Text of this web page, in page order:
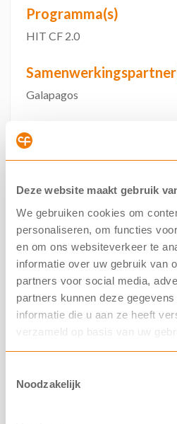
Deze website maakt gebruik
We gebruiken cookies om
personaliseren, om functies
en om ons websiteverkeer te
informatie over uw gebruik van
partners voor social media,
partners kunnen deze
informatie die u aan ze heeft
verzameld op basis van uw
Noodzakelijk
Programma(s)
HIT CF 2.0
Galapagos
Startdatum
2017
Looptijd
3 jaar
Projectbudget
€ 475.000
Financieringspartner(s)
Health~Holland